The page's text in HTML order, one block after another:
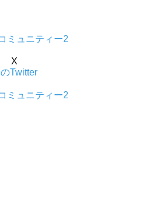
ミュニティー2
X
Twitter
ミュニティー2